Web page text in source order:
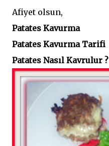
Afiyet olsun,
Patates Kavurma
Patates Kavurma Tarifi
Patates Nasıl Kavrulur ?